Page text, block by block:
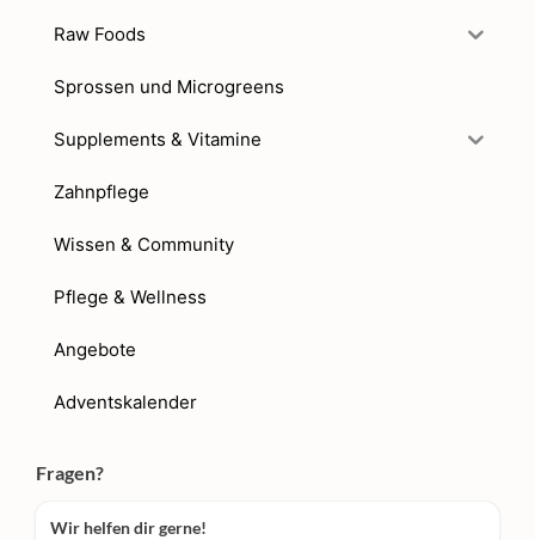
Raw Foods
Sprossen und Microgreens
Supplements & Vitamine
Zahnpflege
Wissen & Community
Pflege & Wellness
Angebote
Adventskalender
Fragen?
Wir helfen dir gerne!